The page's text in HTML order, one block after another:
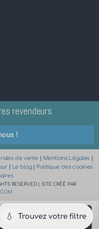
panier
revendeurs
!
de vente| Mentions Légales
Le blog|
Politique des cookies
RESERVED | SITE CRÉÉ PAR
💧 Trouvez votre filtre